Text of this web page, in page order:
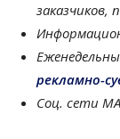
заказчиков,
рекламно-
Соц. сети